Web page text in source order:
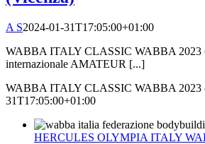
A S2024-01-31T17:05:00+01:00
WABBA ITALY CLASSIC WABBA 2023
internazionale AMATEUR [...]
WABBA ITALY CLASSIC WABBA 2023
31T17:05:00+01:00
HERCULES OLYMPIA ITALY